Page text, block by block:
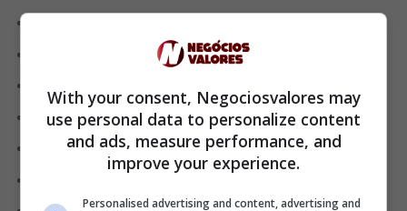
Supervisor de Vendas e Merchandising;
Assistente de Loja (vaga exclusiva para PCD);
Monitor de Lojas;
Líder de Estoque;
With your consent, Negociosvalores may
use personal data to personalize content
and ads, measure performance, and
improve your experience.
Personalised advertising and content, advertising and